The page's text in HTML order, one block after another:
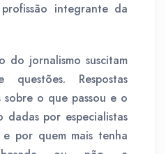
integrante da
do jornalismo suscitam
Respostas
o que passou e o
dadas por especialistas
por quem mais tenha